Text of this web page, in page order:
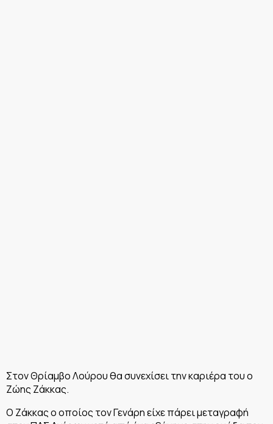
Στον Θρίαμβο Λούρου θα συνεχίσει την καριέρα του ο
Ζώης Ζάκκας.
Ο Ζάκκας ο οποίος τον Γενάρη είχε πάρει μεταγραφή